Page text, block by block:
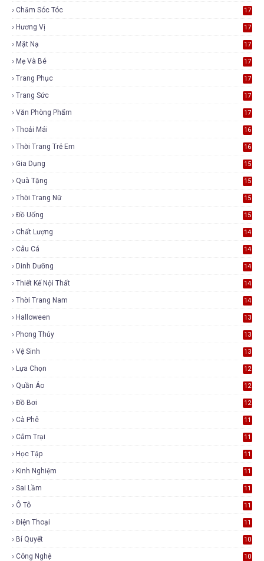
Chăm Sóc Tóc 17
Hương Vị 17
Mặt Nạ 17
Mẹ Và Bé 17
Trang Phục 17
Trang Sức 17
Văn Phòng Phẩm 17
Thoải Mái 16
Thời Trang Trẻ Em 16
Gia Dụng 15
Quà Tặng 15
Thời Trang Nữ 15
Đồ Uống 15
Chất Lượng 14
Câu Cá 14
Dinh Dưỡng 14
Thiết Kế Nội Thất 14
Thời Trang Nam 14
Halloween 13
Phong Thủy 13
Vệ Sinh 13
Lựa Chọn 12
Quần Áo 12
Đồ Bơi 12
Cà Phê 11
Cắm Trại 11
Học Tập 11
Kinh Nghiệm 11
Sai Lầm 11
Ô Tô 11
Điện Thoại 11
Bí Quyết 10
Công Nghệ 10